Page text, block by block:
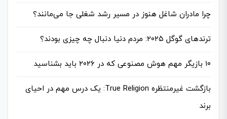
چرا مادران شاغل هنوز در مسیر رشد شغلی جا می‌مانند؟
ترندهای گوگل ۲۰۲۵: مردم دنیا دنبال چه چیزی بودند؟
۱۰ بازیگر مهم هوش مصنوعی که در ۲۰۲۶ باید بشناسید
بازگشت غیرمنتظره True Religion: یک درس مهم در احیای
برند